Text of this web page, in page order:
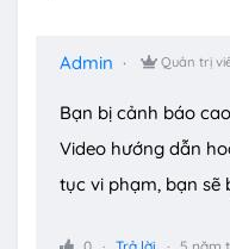
Admin Quản trị
Bạn bị cảnh báo
Video hướng dẫn
tục vi phạm, bạn sẽ